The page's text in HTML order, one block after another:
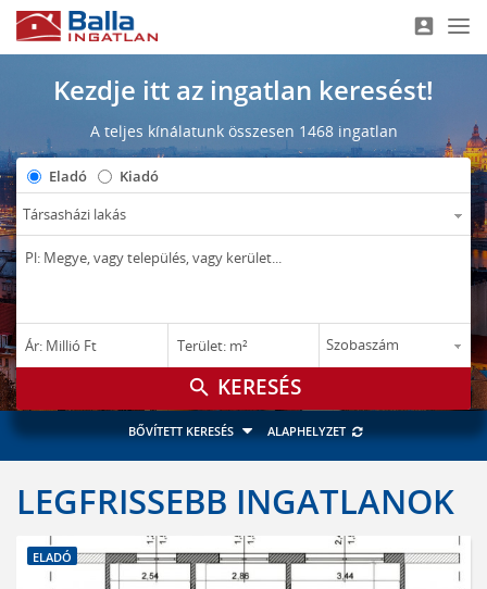
account_box
Kezdje itt az ingatlan keresést!
A teljes kínálatunk összesen 1468 ingatlan
Eladó Kiadó
–
Ár: Millió Ft –
Terület: m²
search
BŐVÍTETT KERESÉS ALAPHELYZET
LEGFRISSEBB INGATLANOK
ELADÓ